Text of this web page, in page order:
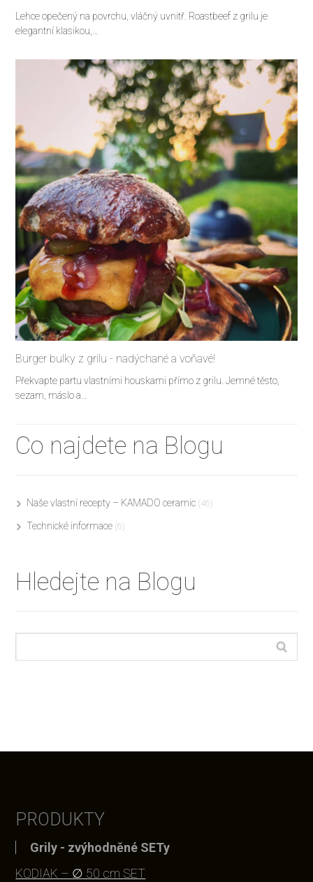
Lehce opečený na povrchu, vláčný uvnitř. Roastbeef z grilu je
elegantní klasikou,…
Burger bulky z grilu - nadýchané a voňavé!
Překvapte partu vlastními houskami přímo z grilu. Jemné těsto,
sezam, máslo a…
Co najdete na Blogu
Naše vlastní recepty – KAMADO ceramic (46)
Technické informace (6)
Hledejte na Blogu
PRODUKTY
Grily - zvýhodněné SETy
KODIAK – ∅ 50 cm SET